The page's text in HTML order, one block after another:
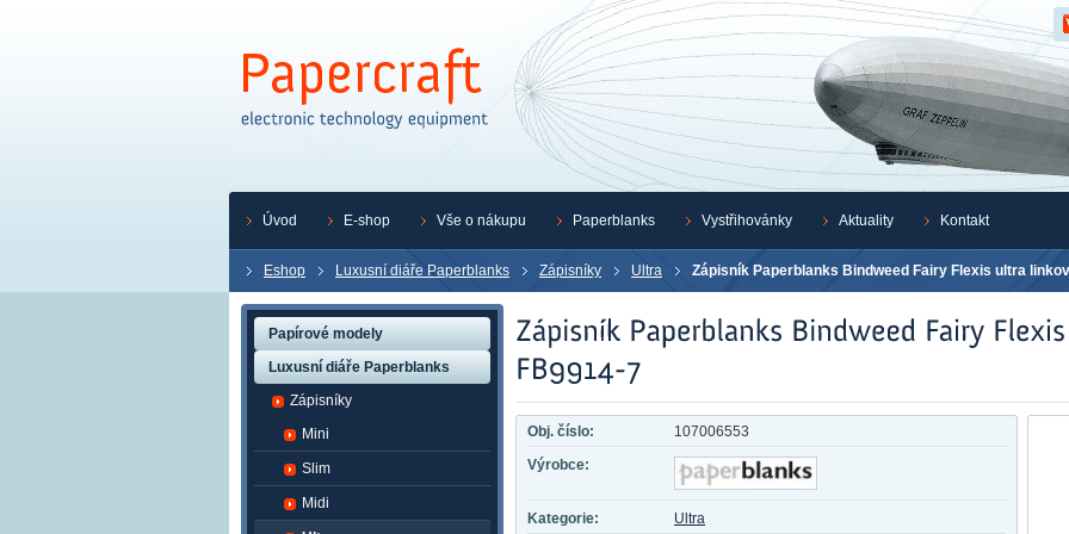
Eshop Luxusní diáře Paperblanks Zápisníky Ultra Zápisník Paperblanks Bindweed Fairy Flexis ultra
Obj. číslo:
107006553
Výrobce:
Kategorie:
Ultra
Papírové modely
Luxusní diáře Paperblanks
Zápisníky
Mini
Slim
Midi
Úvod E-shop Vše o nákupu Paperblanks Vystřihovánky Aktuality Kontakt